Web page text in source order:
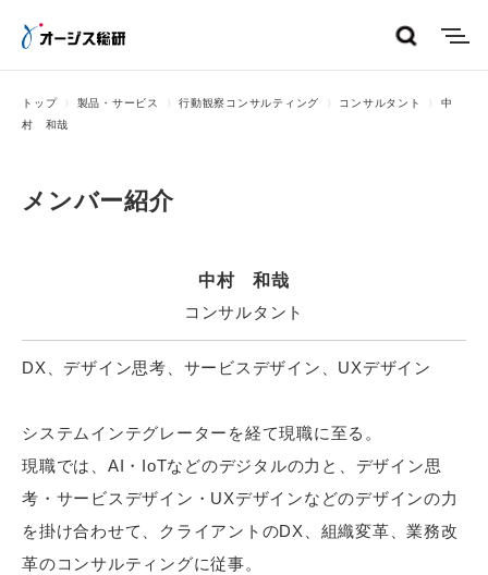
トップ 製品・サービス 行動観察コンサルティング コンサルタント
中
村 和哉
メンバー紹介
中村 和哉
コンサルタント
DX、デザイン思考、サービスデザイン、UXデザイン
システムインテグレーターを経て現職に至る。
現職では、AI・IoTなどのデジタルの力と、デザイン思
考・サービスデザイン・UXデザインなどのデザインの力
を掛け合わせて、クライアントのDX、組織変革、業務改
革のコンサルティングに従事。